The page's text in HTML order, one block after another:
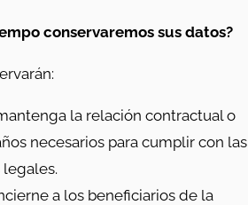
conservaremos sus datos?
la relación contractual o
necesarios para cumplir con las
a los beneficiarios de la